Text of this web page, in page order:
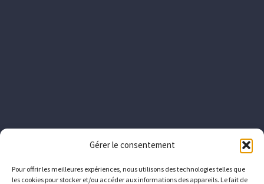
Gérer le consentement
Pour offrir les meilleures expériences, nous utilisons des technologies telles que
les cookies pour stocker et/ou accéder aux informations des appareils. Le fait de